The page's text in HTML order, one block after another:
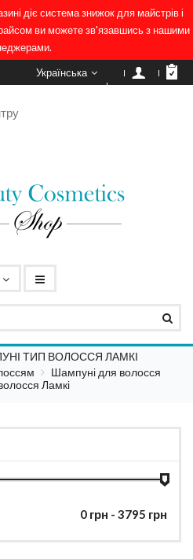
діє система знижок для майстрів і
ви можете зв'язавшись з нашими
Українська
ТИП ВОЛОССЯ ЛАМКІ
Шампуні для волосся
Ламкі